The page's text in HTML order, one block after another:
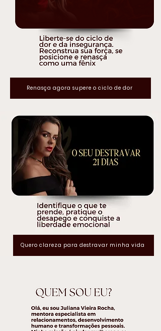
Quero clareza para destravar minha vida
Renasça agora supere o ciclo de dor